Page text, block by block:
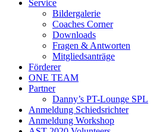
Service
Bildergalerie
Coaches Corner
Downloads
Fragen & Antworten
Mitgliedsanträge
Förderer
ONE TEAM
Partner
Danny’s PT-Lounge SPL
Anmeldung Schiedsrichter
Anmeldung Workshop